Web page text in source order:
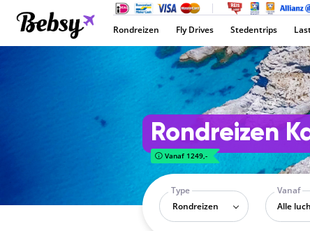
Rondreizen Fly Drives Stedentrips
Rondreizen
Vanaf 1249,-
Type
Rondreizen
Vanaf